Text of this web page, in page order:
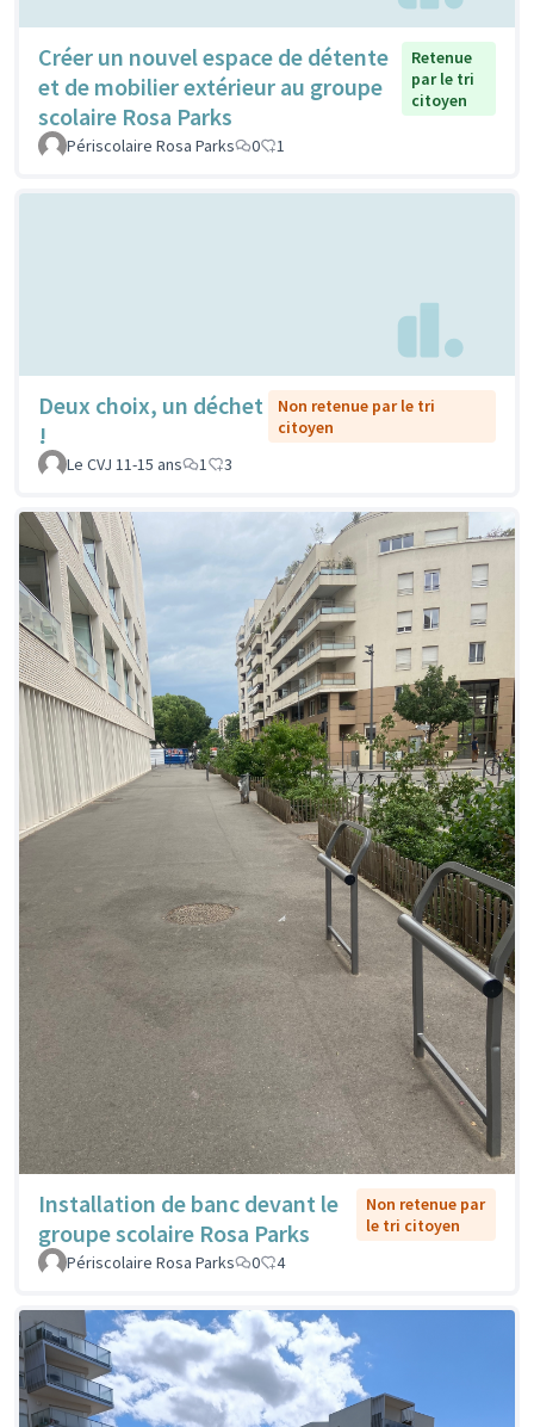
Créer un nouvel espace de détente
et de mobilier extérieur au groupe
scolaire Rosa Parks
Retenue
par le tri
citoyen
Périscolaire Rosa Parks 0 1
Deux choix, un déchet
!
Non retenue par le tri
citoyen
Le CVJ 11-15 ans
1 3
Installation de banc devant le
groupe scolaire Rosa Parks
Non retenue par
le tri citoyen
Périscolaire Rosa Parks
0 4